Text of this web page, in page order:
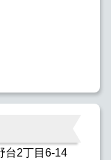
台2丁目6-14